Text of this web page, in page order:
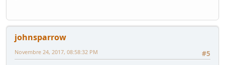
johnsparrow
#5
Novembre 24, 2017, 08:58:32 PM